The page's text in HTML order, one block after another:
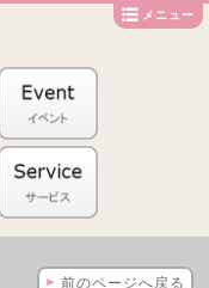
メニュー
前のページへ戻る